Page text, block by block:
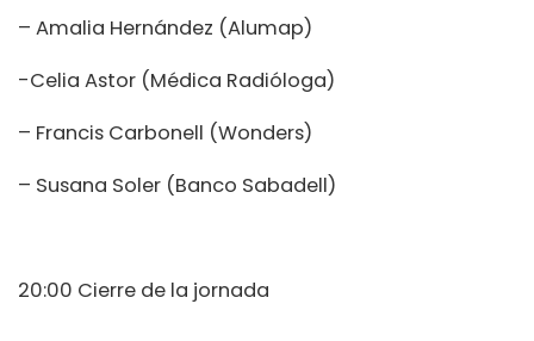
– Amalia Hernández (Alumap)
-Celia Astor (Médica Radióloga)
– Francis Carbonell (Wonders)
– Susana Soler (Banco Sabadell)
20:00 Cierre de la jornada